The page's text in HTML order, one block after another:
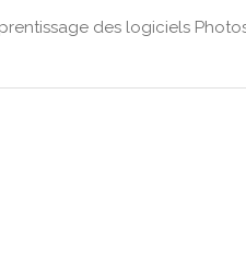
des logiciels